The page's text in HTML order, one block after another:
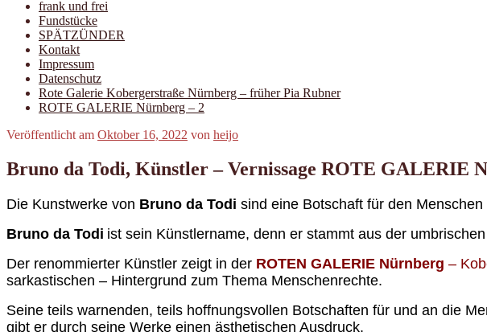
frank und frei
Fundstücke
SPÄTZÜNDER
Kontakt
Impressum
Datenschutz
Rote Galerie Kobergerstraße Nürnberg – früher Pia Rubner
ROTE GALERIE Nürnberg – 2
Veröffentlicht am Oktober 16, 2022 von heijo
Bruno da Todi, Künstler – Vernissage ROTE GALERIE
Die Kunstwerke von Bruno da Todi sind eine Botschaft für den Menschen
Bruno da Todi ist sein Künstlername, denn er stammt aus der
Der renommierter Künstler zeigt in der ROTEN GALERIE Nürnberg –
sarkastischen – Hintergrund zum Thema Menschenrechte.
Seine teils warnenden, teils hoffnungsvollen Botschaften für und an die
gibt er durch seine Werke einen ästhetischen Ausdruck.